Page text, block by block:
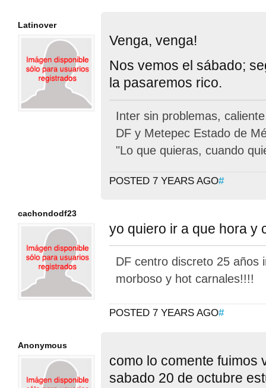
Latinover
Venga, venga!
Nos vemos el sábado;
la pasaremos rico.
Inter sin problemas,
DF y Metepec Estado de
"Lo que quieras, cuando
POSTED 7 YEARS AGO#
cachondodf23
yo quiero ir a que hora y
DF centro discreto 25 años
morboso y hot carnales!!!!
POSTED 7 YEARS AGO#
Anonymous
como lo comente fuimos
sabado 20 de octubre